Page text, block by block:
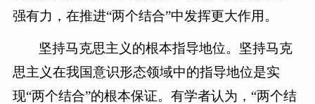
强有力，在推进“两个结合”中发挥更大作用。
坚持马克思主义的根本指导地位。坚持马克
思主义在我国意识形态领域中的指导地位是实
现“两个结合”的根本保证。有学者认为，“两个结